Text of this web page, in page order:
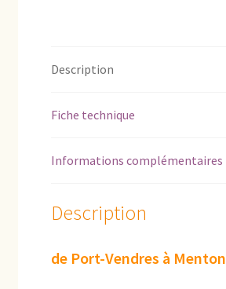
Description
Fiche technique
Informations complémentaires
Description
de Port-Vendres à Menton